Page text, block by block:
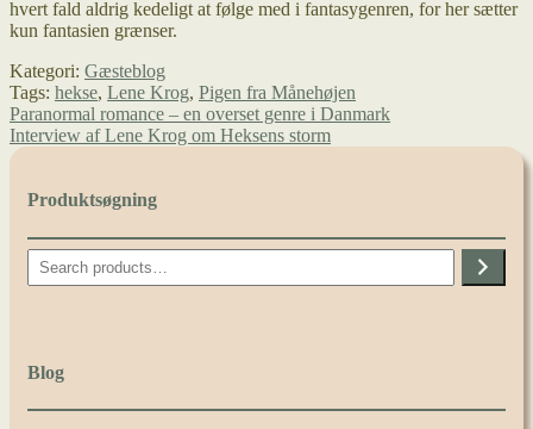
hvert fald aldrig kedeligt at følge med i fantasygenren, for her sætter
kun fantasien grænser.
Kategori: Gæsteblog
Tags: hekse, Lene Krog, Pigen fra Månehøjen
Indlægsnavigation
Forrige
indlæg:
Paranormal romance – en overset genre i Danmark
Næste
indlæg:
Interview af Lene Krog om Heksens storm
Produktsøgning
Search
Blog